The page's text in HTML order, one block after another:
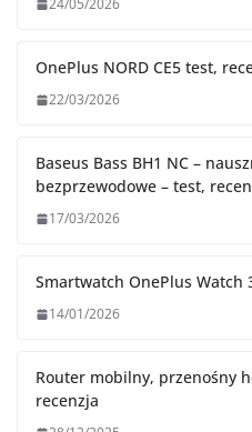
24/05/2026
OnePlus NORD CE5 test,
22/03/2026
Baseus Bass BH1 NC –
bezprzewodowe – test,
17/03/2026
Smartwatch OnePlus Watch
14/01/2026
Router mobilny, przenośny
recenzja